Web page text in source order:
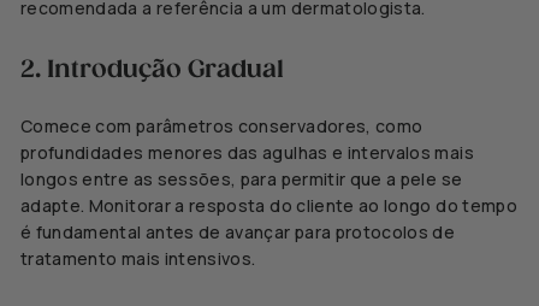
recomendada a referência a um dermatologista.
2. Introdução Gradual
Comece com parâmetros conservadores, como
profundidades menores das agulhas e intervalos mais
longos entre as sessões, para permitir que a pele se
adapte. Monitorar a resposta do cliente ao longo do tempo
é fundamental antes de avançar para protocolos de
tratamento mais intensivos.